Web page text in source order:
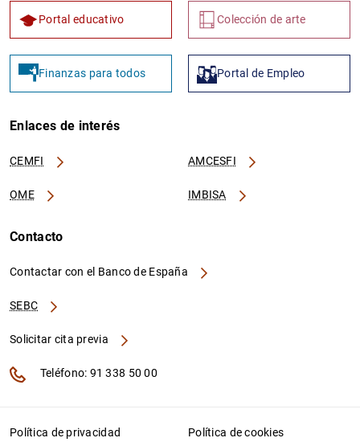
Portal educativo Colección de arte
Finanzas para todos Portal de Empleo
Enlaces de interés
CEMFI AMCESFI
OME IMBISA
Contacto
Contactar con el Banco de España
SEBC
Solicitar cita previa
Teléfono: 91 338 50 00
Política de privacidad Política de cookies